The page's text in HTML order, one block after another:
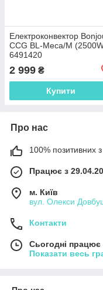
Електроконвектор
CCG BL-Meca/M
6491420
2 999 ₴
Купити
Про нас
100% позитивних з
Працює з
м. Київ
вул. Олекси
Контакти
Сьогодні працює
Показати весь